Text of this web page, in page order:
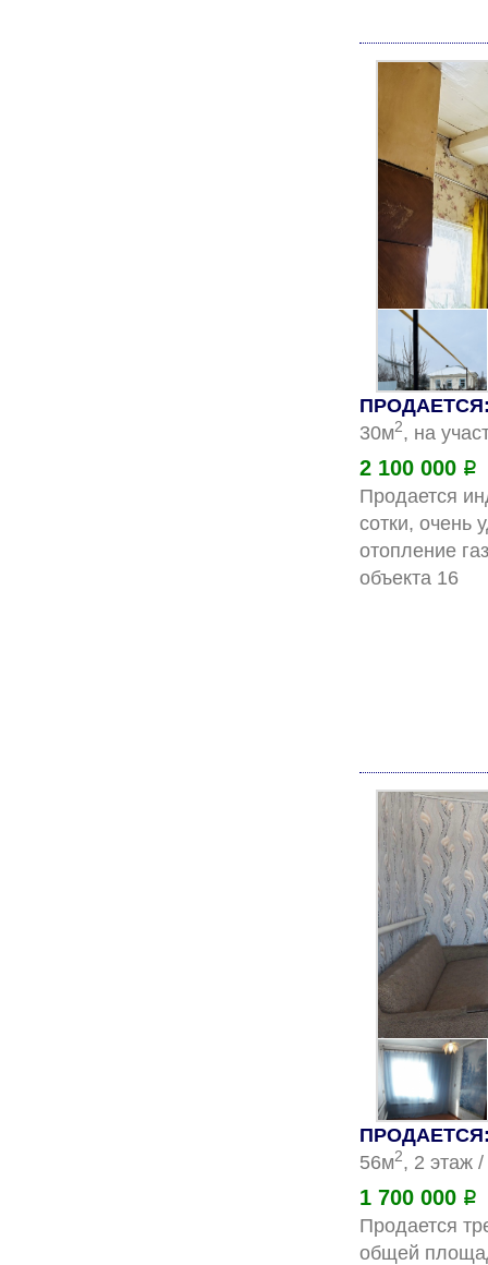
ПРОДАЕТСЯ:
30м2, на
2 100 000 Р
Продается
сотки, очень
отопление
ПРОДАЕТСЯ:
56м2, 2 этаж
1 700 000 Р
Продается
общей